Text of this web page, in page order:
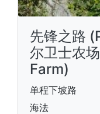
先锋之路
尔卫士农
Farm)
单程下坡路
海法